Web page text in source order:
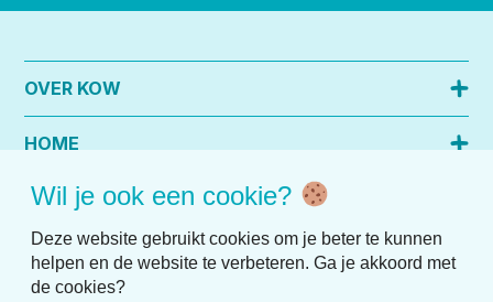
OVER KOW
HOME
PRAKTISCHE INFO
Wil je ook een cookie?
Deze website gebruikt cookies om je beter te kunnen
helpen en de website te verbeteren. Ga je akkoord met
de cookies?